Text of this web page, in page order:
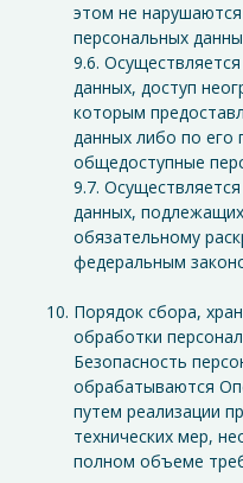
этом не
персональных
9.6.
данных, доступ
которым
данных либо по его
общедоступные
9.7.
данных,
обязательному
федеральным
Порядок сбора,
обработки
Безопасность
обрабатываются
путем реализации
технических мер,
полном объеме